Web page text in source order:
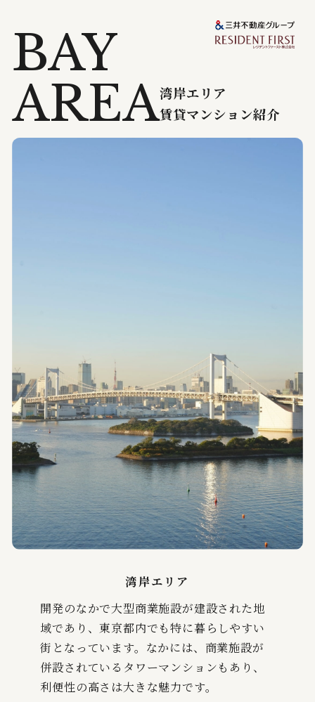
BAY
AREA湾岸エリア
賃貸マンション紹介
湾岸エリア
開発のなかで大型商業施設が建設された地
域であり、東京都内でも特に暮らしやすい
街となっています。なかには、商業施設が
併設されているタワーマンションもあり、
利便性の高さは大きな魅力です。